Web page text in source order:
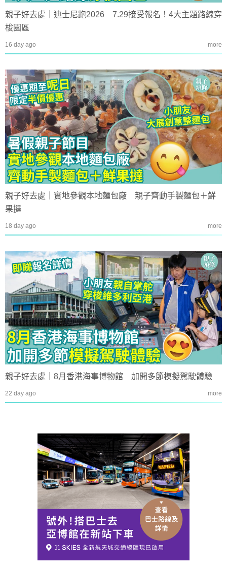
親子好去處｜迪士尼跑2026 7.29接受報名！4大主題路線穿
梭園區
16 day ago more
親子好去處｜實地參觀本地麵包廠 親子齊動手製麵包＋鮮
果撻
18 day ago more
親子好去處｜8月香港海事博物館 加開多節模擬駕駛體驗
22 day ago more